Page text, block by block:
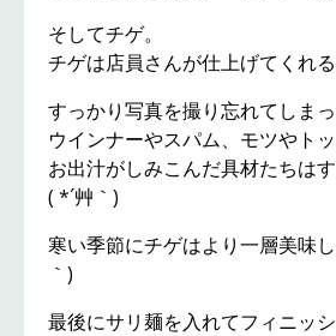
そしてチゲ。
チゲは店員さんが仕上げてくれる
すっかり写真を撮り忘れてしまっ
ウインナーやスパム、モツやト
お出汁がしみこんだ具材たちは
( *´艸｀)
寒い季節にチゲはより一層美味
｀)
最後にサリ麺を入れてフィニッシ